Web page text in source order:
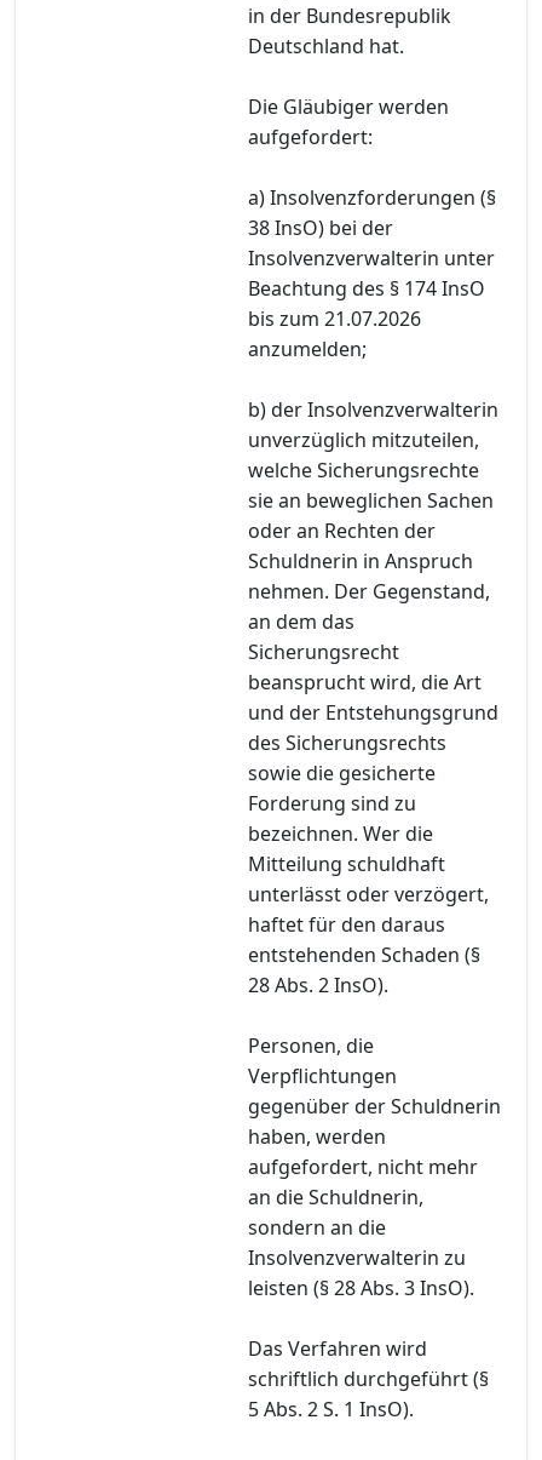
in der Bundesrepublik
Deutschland hat.
Die Gläubiger werden
aufgefordert:
a) Insolvenzforderungen (§
38 InsO) bei der
Insolvenzverwalterin unter
Beachtung des § 174 InsO
bis zum 21.07.2026
anzumelden;
b) der Insolvenzverwalterin
unverzüglich mitzuteilen,
welche Sicherungsrechte
sie an beweglichen Sachen
oder an Rechten der
Schuldnerin in Anspruch
nehmen. Der Gegenstand,
an dem das
Sicherungsrecht
beansprucht wird, die Art
und der Entstehungsgrund
des Sicherungsrechts
sowie die gesicherte
Forderung sind zu
bezeichnen. Wer die
Mitteilung schuldhaft
unterlässt oder verzögert,
haftet für den daraus
entstehenden Schaden (§
28 Abs. 2 InsO).
Personen, die
Verpflichtungen
gegenüber der Schuldnerin
haben, werden
aufgefordert, nicht mehr
an die Schuldnerin,
sondern an die
Insolvenzverwalterin zu
leisten (§ 28 Abs. 3 InsO).
Das Verfahren wird
schriftlich durchgeführt (§
5 Abs. 2 S. 1 InsO).